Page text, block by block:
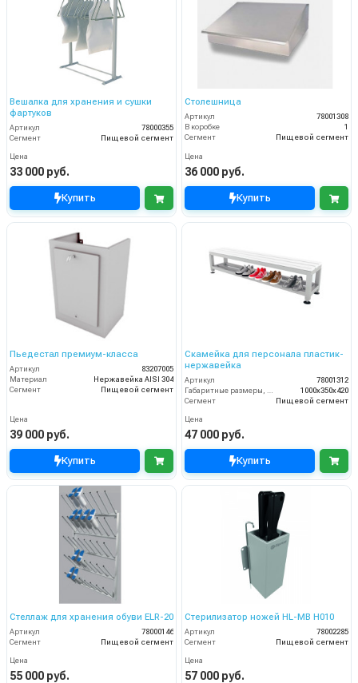
Вешалка для хранения и сушки
фартуков
Артикул
78000355
Сегмент
Пищевой сегмент
Цена
33 000 руб.
Купить
Столешница
Артикул
78001308
В коробке
1
Сегмент
Пищевой сегмент
Цена
36 000 руб.
Купить
Пьедестал премиум-класса
Артикул
83207005
Материал
Нержавейка AISI 304
Сегмент
Пищевой сегмент
Цена
39 000 руб.
Купить
Скамейка для персонала пластик-
нержавейка
Артикул
78001312
1000х350х420
Сегмент
Пищевой сегмент
Цена
47 000 руб.
Купить
Стеллаж для хранения обуви ELR-20
Артикул
78000146
Сегмент
Пищевой сегмент
Цена
55 000 руб.
Стерилизатор ножей HL-MB H010
Артикул
78002285
Сегмент
Пищевой сегмент
Цена
57 000 руб.